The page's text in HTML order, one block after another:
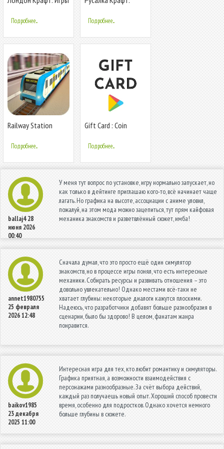
строительство
Подробнее...
водой для девочек
Подробнее...
Railway Station
поезда 2019
Подробнее...
Gift Card : Coin
Подробнее...
ballaj4 28
июня 2026
00:40
У меня тут вопрос по установке, игру нормально запускает, но
как только в дейтинге приглашаю кого-то, всё начинает чаще
лагать. Но графика на высоте, ассоциации с аниме уловил,
пожалуй, на этом мода можно зацепиться, тут прям кайфовая
механика знакомств и разветвлённый сюжет, имба!
annet1980755
25 февраля
2026 12:48
Сначала думал, что это просто ещё один симулятор
знакомств, но в процессе игры понял, что есть интересные
механики. Собирать ресурсы и развивать отношения – это
довольно увлекательно! Однако местами всё-таки не
хватает глубины: некоторые диалоги кажутся плоскими.
Надеюсь, что разработчики добавят больше разнообразия в
сценарии, было бы здорово! В целом, фанатам жанра
понравится.
baikov1985
23 декабря
2025 11:00
Интересная игра для тех, кто любит романтику и симуляторы.
Графика приятная, а возможности взаимодействия с
персонажами разнообразные. За счёт выбора действий,
каждый раз получаешь новый опыт. Хороший способ провести
время, особенно для подростков. Однако хочется немного
больше глубины в сюжете.